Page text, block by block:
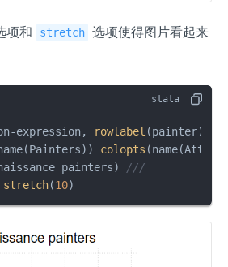
项和 stretch 选项使得图片看起来
expression, rowlabel (painter)
colopts
painters) ///
stretch(10)